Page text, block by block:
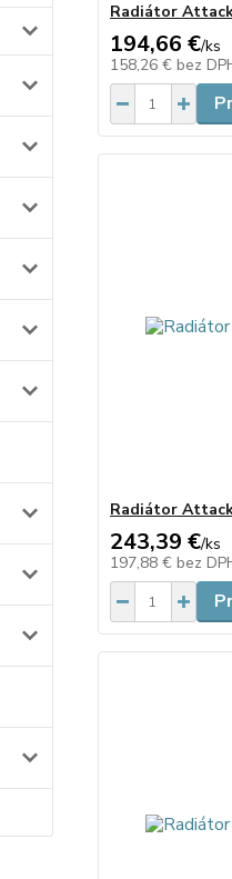
Radiátor
194,66 €/ks
158,26 € bez
Radiátor
243,39 €/ks
197,88 € bez